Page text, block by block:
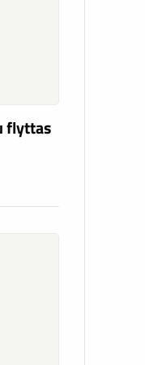
flyttas